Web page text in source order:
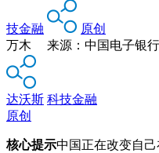
技金融
原创
万木 来源：中国电子银
达沃斯 科技金融
原创
核心提示中国正在改变自